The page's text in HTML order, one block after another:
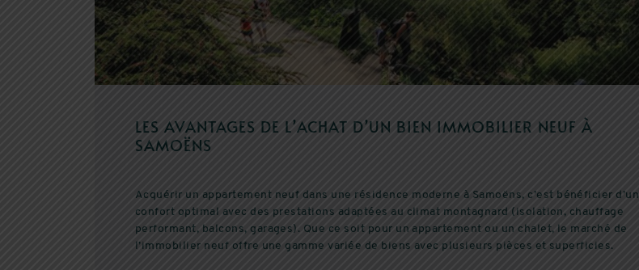
LES AVANTAGES DE L’ACHAT D’UN BIEN IMMOBILIER NEUF À
SAMOËNS
Acquérir un appartement neuf dans une résidence moderne à Samoëns, c’est bénéficier d’un
confort optimal avec des prestations adaptées au climat montagnard (isolation, chauffage
performant, balcons, garages). Que ce soit pour un appartement ou un chalet, le marché de
l’immobilier neuf offre une gamme variée de biens avec plusieurs pièces et superficies.